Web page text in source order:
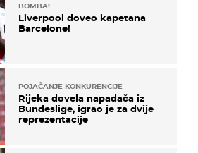
BOMBA!
Liverpool doveo kapetana
Barcelone!
POJAČANJE KONKURENCIJE
Rijeka dovela napadača iz
Bundeslige, igrao je za dvije
reprezentacije